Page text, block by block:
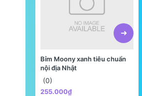
Bỉm Moony xanh tiêu chuẩn
nội địa Nhật
(0)
255.000₫